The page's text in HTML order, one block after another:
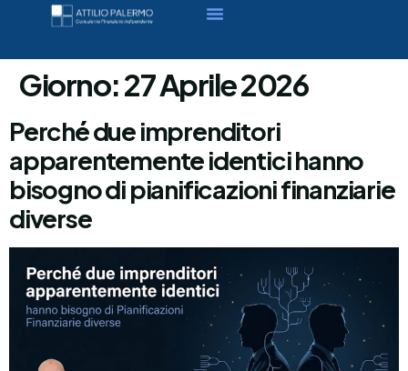
Giorno:27 Aprile 2026
Perché due imprenditori
apparentemente identici hanno
bisogno di pianificazioni finanziarie
diverse